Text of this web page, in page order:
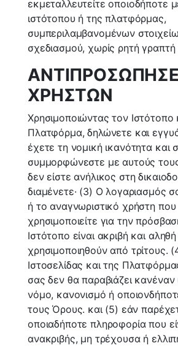
εκμεταλλευτείτε οποιοδήποτε
ιστότοπου ή της πλατφόρμας,
συμπεριλαμβανομένων
σχεδιασμού, χωρίς ρητή
ΧΡΗΣΤΩΝ
Χρησιμοποιώντας τον Ιστότοπο
Πλατφόρμα, δηλώνετε και
έχετε τη νομική ικανότητα και
συμμορφώνεστε με αυτούς
δεν είστε ανήλικος στη
διαμένετε· (3) Ο λογαριασμός
ή το αναγνωριστικό χρήστη που
χρησιμοποιείτε για την
Ιστότοπο είναι ακριβή και
χρησιμοποιηθούν από τρίτους.
Ιστοσελίδας και της
σας δεν θα παραβιάζει κανέναν
νόμο, κανονισμό ή
τους Όρους. και (5) εάν
οποιαδήποτε πληροφορία που
ανακριβής, μη τρέχουσα ή